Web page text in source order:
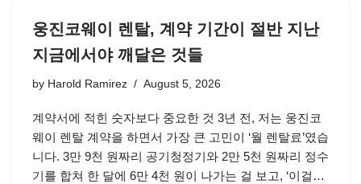
웅진코웨이 렌탈, 계약 기간이 절반 지난
지금에서야 깨달은 것들
by Harold Ramirez August 5, 2026
계약서에 적힌 숫자보다 중요한 것 3년 전, 저는 웅진코
웨이 렌탈 계약을 하면서 가장 큰 고민이 ‘월 렌탈료’였습
니다. 3만 9천 원짜리 공기청정기와 2만 5천 원짜리 정수
기를 합쳐 한 달에 6만 4천 원이 나가는 걸 보고, ‘이걸…